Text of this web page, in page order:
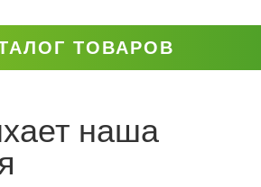
ТОВАРОВ
наша